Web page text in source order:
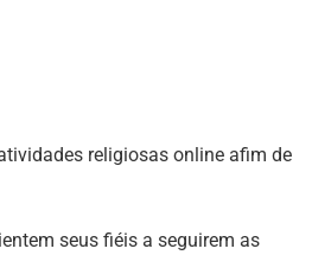
religiosas online afim de
seus fiéis a seguirem as